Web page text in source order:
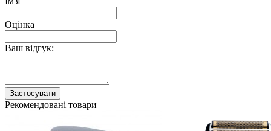
Оцінка
Ваш відгук:
Застосувати
Рекомендовані товари